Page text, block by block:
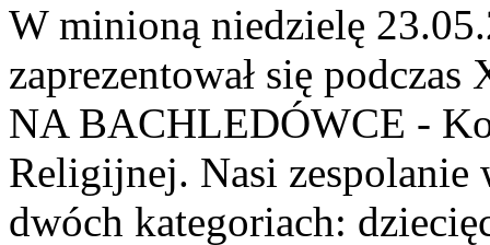
W minioną niedzielę
zaprezentował się
NA BACHLEDÓWCE -
Religijnej. Nasi
dwóch kategoriach: